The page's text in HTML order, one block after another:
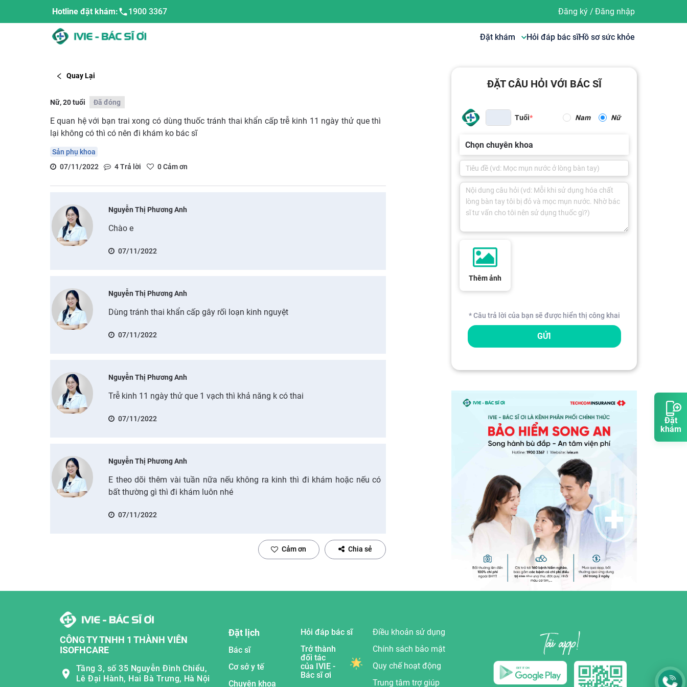
Đặt
khám
Hotline đặt khám: 1900 3367 Đăng ký/ Đăng nhập
Đặt khám Hỏi đáp bác sĩHồ sơ sức khỏe
Quay Lại
Nữ, 20 tuổi Đã đóng
E quan hệ với bạn trai xong có dùng thuốc tránh thai khẩn cấp trễ kinh 11 ngày thử que thì
lại không có thì có nên đi khám ko bác sĩ
Sản phụ khoa
07/11/2022
4Trả lời 0Cảm ơn
Nguyễn Thị Phương Anh
Chào e
07/11/2022
Nguyễn Thị Phương Anh
Dùng tránh thai khẩn cấp gây rối loạn kinh nguyệt
07/11/2022
Nguyễn Thị Phương Anh
Trễ kinh 11 ngày thử que 1 vạch thì khả năng k có thai
07/11/2022
Nguyễn Thị Phương Anh
E theo dõi thêm vài tuần nữa nếu không ra kinh thì đi khám hoặc nếu có
bất thường gì thì đi khám luôn nhé
07/11/2022
Cảm ơn Chia sẻ
ĐẶT CÂU HỎI VỚI BÁC SĨ
Tuổi Nam Nữ
Chọn chuyên khoa
Thêm ảnh
* Câu trả lời của bạn sẽ được hiển thị công khai
GỬI
CÔNG TY TNHH 1 THÀNH VIÊN
ISOFHCARE
Tầng 3, số 35 Nguyễn Đình Chiểu,
Lê Đại Hành, Hai Bà Trưng, Hà Nội
Đặt lịch
Bác sĩ
Cơ sở y tế
Chuyên khoa
Hỏi đáp bác sĩ
Trở thành
đối tác
của IVIE -
Bác sĩ ơi
Điều khoản sử dụng
Chính sách bảo mật
Quy chế hoạt động
Trung tâm trợ giúp